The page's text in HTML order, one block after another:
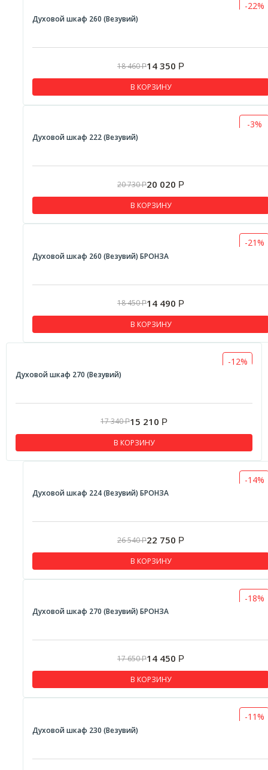
-22%
Духовой шкаф 260 (Везувий)
18 460Р14 350 Р
В КОРЗИНУ
-3%
Духовой шкаф 222 (Везувий)
20 730Р20 020 Р
В КОРЗИНУ
-21%
Духовой шкаф 260 (Везувий) БРОНЗА
18 450Р14 490 Р
В КОРЗИНУ
-12%
Духовой шкаф 270 (Везувий)
17 340Р15 210 Р
В КОРЗИНУ
-14%
Духовой шкаф 224 (Везувий) БРОНЗА
26 540Р22 750 Р
В КОРЗИНУ
-18%
Духовой шкаф 270 (Везувий) БРОНЗА
17 650Р14 450 Р
В КОРЗИНУ
-11%
Духовой шкаф 230 (Везувий)